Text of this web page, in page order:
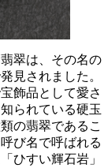
翠は、その名の
見されました。
飾品として愛さ
られている硬玉
の翡翠であるこ
び名で呼ばれる
ひすい輝石岩」